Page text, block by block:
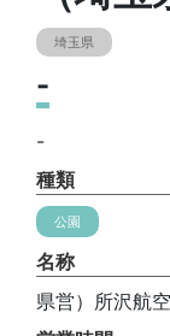
埼玉県
-
-
種類
公園
名称
県営）所沢航